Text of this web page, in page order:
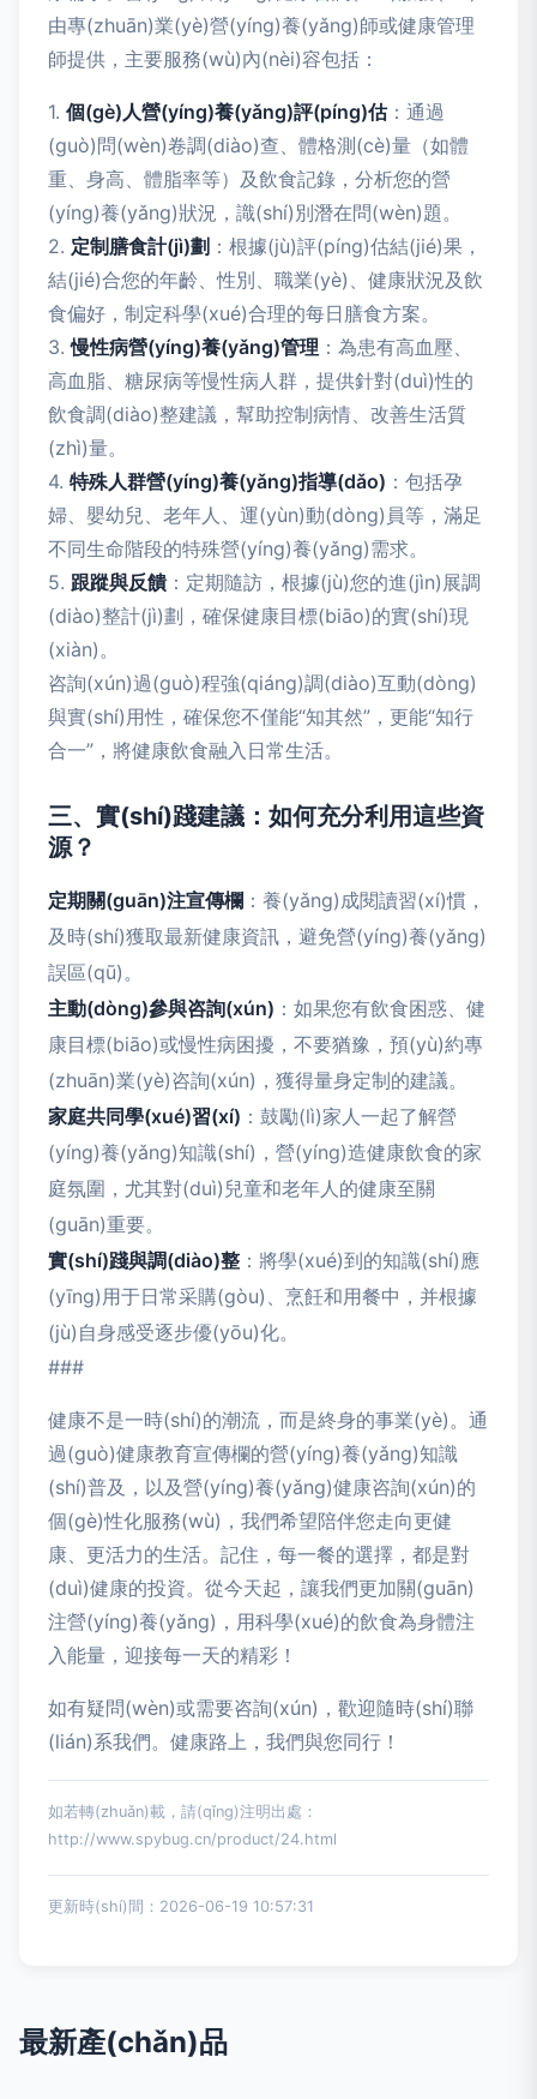
由專(zhuān)業(yè)營(yíng)養(yǎng)師或健康管理
師提供，主要服務(wù)內(nèi)容包括：
1. 個(gè)人營(yíng)養(yǎng)評(píng)估：通過
(guò)問(wèn)卷調(diào)查、體格測(cè)量（如體
重、身高、體脂率等）及飲食記錄，分析您的營
(yíng)養(yǎng)狀況，識(shí)別潛在問(wèn)題。
2. 定制膳食計(jì)劃 ：根據(jù)評(píng)估結(jié)果，
結(jié)合您的年齡、性別、職業(yè)、健康狀況及飲
食偏好，制定科學(xué)合理的每日膳食方案。
3.慢性病營(yíng)養(yǎng)管理 ：為患有高血壓、
高血脂、糖尿病等慢性病人群，提供針對(duì)性的
飲食調(diào)整建議，幫助控制病情、改善生活質
(zhì)量。
4. 特殊人群營(yíng)養(yǎng)指導(dǎo) ：包括孕
婦、嬰幼兒、老年人、運(yùn)動(dòng)員等，滿足
不同生命階段的特殊營(yíng)養(yǎng)需求。
5. 跟蹤與反饋：定期隨訪，根據(jù)您的進(jìn)展調
(diào)整計(jì)劃，確保健康目標(biāo)的實(shí)現
(xiàn)。
咨詢(xún)過(guò)程強(qiáng)調(diào)互動(dòng)
與實(shí)用性，確保您不僅能“知其然”，更能“知行
合一”，將健康飲食融入日常生活。
三、實(shí)踐建議：如何充分利用這些資
源？
定期關(guān)注宣傳欄 ：養(yǎng)成閱讀習(xí)慣，
及時(shí)獲取最新健康資訊，避免營(yíng)養(yǎng)
誤區(qū)。
主動(dòng)參與咨詢(xún) ：如果您有飲食困惑、健
康目標(biāo)或慢性病困擾，不要猶豫，預(yù)約專
(zhuān)業(yè)咨詢(xún)，獲得量身定制的建議。
家庭共同學(xué)習(xí) ：鼓勵(lì)家人一起了解營
(yíng)養(yǎng)知識(shí)，營(yíng)造健康飲食的家
庭氛圍，尤其對(duì)兒童和老年人的健康至關
(guān)重要。
實(shí)踐與調(diào)整 ：將學(xué)到的知識(shí)應
(yīng)用于日常采購(gòu)、烹飪和用餐中，并根據
(jù)自身感受逐步優(yōu)化。
###
健康不是一時(shí)的潮流，而是終身的事業(yè)。通
過(guò)健康教育宣傳欄的營(yíng)養(yǎng)知識
(shí)普及，以及營(yíng)養(yǎng)健康咨詢(xún)的
個(gè)性化服務(wù)，我們希望陪伴您走向更健
康、更活力的生活。記住，每一餐的選擇，都是對
(duì)健康的投資。從今天起，讓我們更加關(guān)
注營(yíng)養(yǎng)，用科學(xué)的飲食為身體注
入能量，迎接每一天的精彩！
如有疑問(wèn)或需要咨詢(xún)，歡迎隨時(shí)聯
(lián)系我們。健康路上，我們與您同行！
如若轉(zhuǎn)載，請(qǐng)注明出處：
http://www.spybug.cn/product/24.html
更新時(shí)間：2026-06-19 10:57:31
最新產(chǎn)品